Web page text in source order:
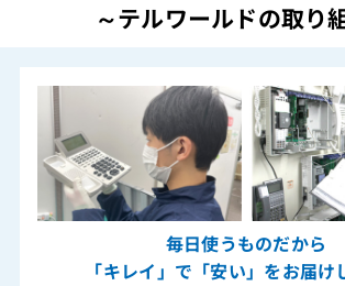
～テルワールドの取り
毎日使うものだから
「キレイ」で「安い」をお届け